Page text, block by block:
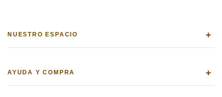
NUESTRO ESPACIO +
AYUDA Y COMPRA +